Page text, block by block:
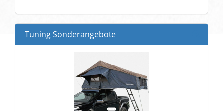
EIN.
Tuning Sonderangebote